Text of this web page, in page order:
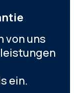
von uns
ein.